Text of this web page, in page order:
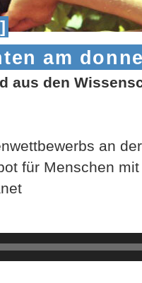
am
aus den
an
für Menschen